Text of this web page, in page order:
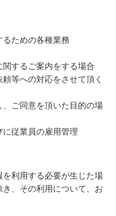
るための各種業務
関するご案内をする場合
等への対応をさせて頂く
、ご同意を頂いた目的の場
に従業員の雇用管理
を利用する必要が生じた場
、その利用について、お